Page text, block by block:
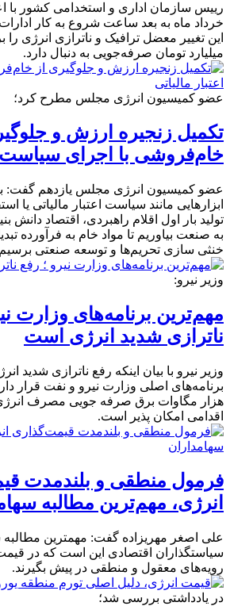
این تغییر معضل ترافیک و ناترازی انرژی
میلیارد تومان صرفه‌جویی به دنبال دارد.
عضو کمیسیون انرژی مجلس مطرح کرد؛
تکمیل زنجیره ارزش و
خام‌فروشی با اجرای سیاست
عضو کمیسیون انرژی مجلس یازدهم گفت:
ابزارهایی مانند سیاست اعتبار مالیاتی یا
تولید بار اول اقلام راهبردی، اقتصاد دانش
به صنعت بیاوریم تا مواد خام به فرآورده
خنثی سازی تحریم‌ها و توسعه صنعتی
وزیر نیرو:
مهم‌ترین برنامه‌های وزارت
ناترازی شدید انرژی است
وزیر نیرو با بیان اینکه رفع ناترازی شدید
هزار مگاوات برق صرفه جویی مصرف انرژی
اقدامی امکان پذیر است.
فرمول منطقی و بلندمدت
انرژی، مهم‌ترین مطالبه
علی اصغر مهریزاده گفت: مهمترین مطالبه
سیاستگذاران اقتصادی این است که در
رویه‌های معقول و منطقی در پیش بگیرند.
در یادداشتی بررسی شد؛